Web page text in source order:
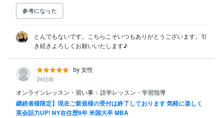
参考になった
とんでもないです。こちらこそいつもありがとうございます。引
き続きよろしくお願いいたします♪
by 女性
24日前
オンラインレッスン・習い事 > 語学レッスン・学習指導
継続者様限定】現在ご新規様の受付は終了しております 気軽に楽しく
英会話力UP! NY在住歴8年 米国大卒 MBA